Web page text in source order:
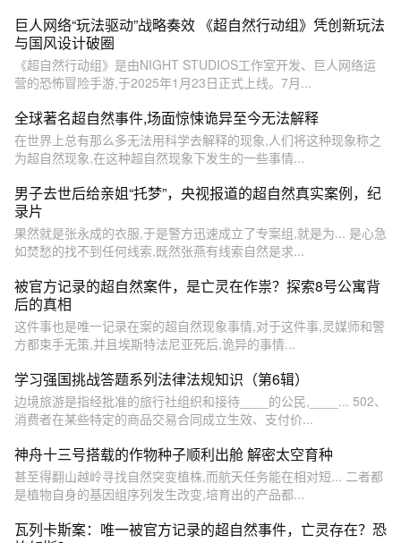
巨人网络“玩法驱动”战略奏效 《超自然行动组》凭创新玩法
与国风设计破圈
《超自然行动组》是由NIGHT STUDIOS工作室开发、巨人网络运
营的恐怖冒险手游,于‌2025年1月23日正式上线‌。7月...
全球著名超自然事件,场面惊悚诡异至今无法解释
在世界上总有那么多无法用科学去解释的现象,人们将这种现象称之
为超自然现象,在这种超自然现象下发生的一些事情...
男子去世后给亲姐“托梦”，央视报道的超自然真实案例，纪
录片
果然就是张永成的衣服,于是警方迅速成立了专案组,就是为... 是心急
如焚愁的找不到任何线索,既然张燕有线索自然是求...
被官方记录的超自然案件，是亡灵在作祟？探索8号公寓背
后的真相
这件事也是唯一记录在案的超自然现象事情,对于这件事,灵媒师和警
方都束手无策,并且埃斯特法尼亚死后,诡异的事情...
学习强国挑战答题系列法律法规知识（第6辑）
边境旅游是指经批准的旅行社组织和接待____的公民,____... 502、
消费者在某些特定的商品交易合同成立生效、支付价...
神舟十三号搭载的作物种子顺利出舱 解密太空育种
甚至得翻山越岭寻找自然突变植株,而航天任务能在相对短... 二者都
是植物自身的基因组序列发生改变,培育出的产品都...
瓦列卡斯案：唯一被官方记录的超自然事件，亡灵存在？恐